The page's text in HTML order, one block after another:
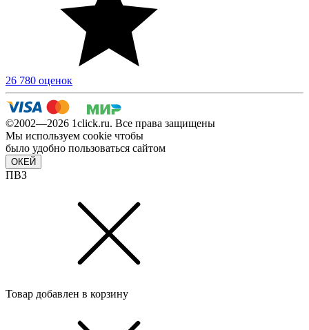
26 780 оценок
©2002—2026 1сlick.ru. Все права защищены
Мы используем cookie чтобы
было удобно пользоваться сайтом
ОКЕЙ
ПВЗ
Товар добавлен в корзину